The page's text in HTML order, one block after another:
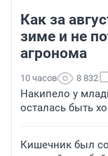
Как за
зиме и не
агронома
10 часов 8 832
Накипело у
осталась быть
Кишечник был